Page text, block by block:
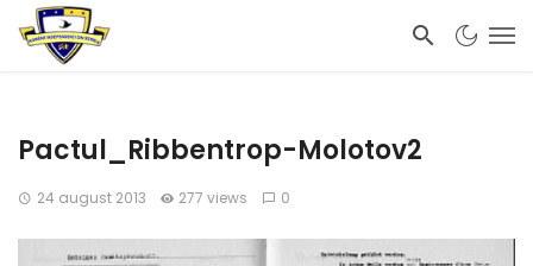
Pactul_Ribbentrop-Molotov2
24 august 2013 277 views 0